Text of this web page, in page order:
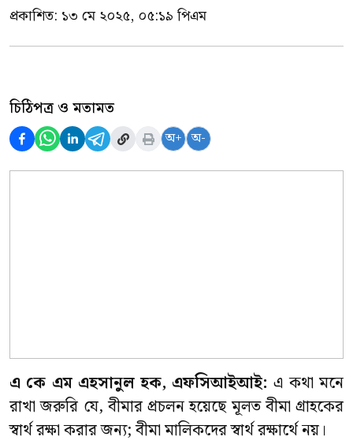
প্রকাশিত: ১৩ মে ২০২৫, ০৫:১৯ পিএম
চিঠিপত্র ও মতামত
অ+ অ-
এ কে এম এহসানুল হক, এফসিআইআই: এ কথা মনে
রাখা জরুরি যে, বীমার প্রচলন হয়েছে মূলত বীমা গ্রাহকের
স্বার্থ রক্ষা করার জন্য; বীমা মালিকদের স্বার্থ রক্ষার্থে নয়।